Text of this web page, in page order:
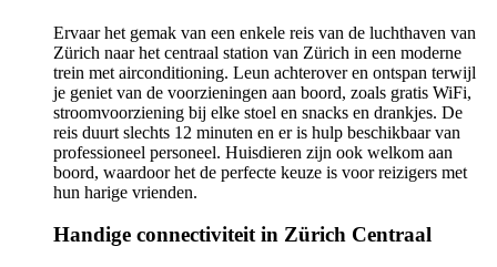
Ervaar het gemak van een enkele reis van de luchthaven van
Zürich naar het centraal station van Zürich in een moderne
trein met airconditioning. Leun achterover en ontspan terwijl
je geniet van de voorzieningen aan boord, zoals gratis WiFi,
stroomvoorziening bij elke stoel en snacks en drankjes. De
reis duurt slechts 12 minuten en er is hulp beschikbaar van
professioneel personeel. Huisdieren zijn ook welkom aan
boord, waardoor het de perfecte keuze is voor reizigers met
hun harige vrienden.
Handige connectiviteit in Zürich Centraal